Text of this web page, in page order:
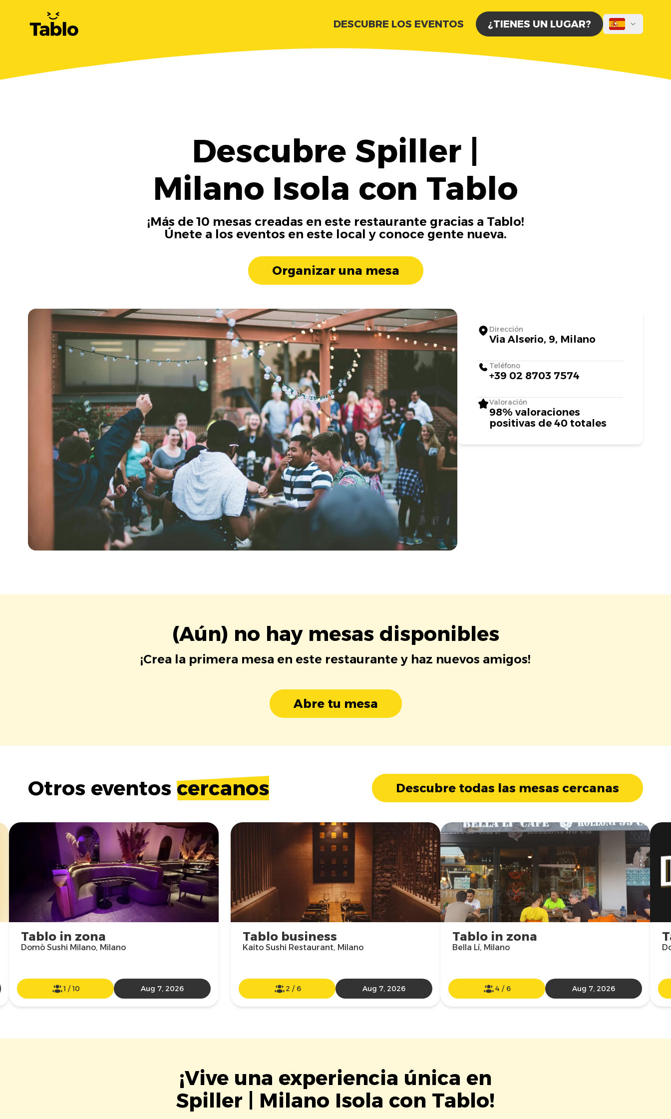
DESCUBRE LOS EVENTOS ¿TIENES UN LUGAR?
Descubre Spiller |
Milano Isola con Tablo
¡Más de 10 mesas creadas en este restaurante gracias a Tablo!
Únete a los eventos en este local y conoce gente nueva.
Organizar una mesa
Dirección
Via Alserio, 9, Milano
Teléfono
+39 02 8703 7574
Valoración
98% valoraciones
positivas de 40 totales
(Aún) no hay mesas disponibles
¡Crea la primera mesa en este restaurante y haz nuevos amigos!
Abre tu mesa
Otros eventos cercanos Descubre todas las mesas cercanas
Tablo business
Kaito Sushi Restaurant, Milano
2 / 6 Aug 7, 2026
Tablo in zona
Bella Lí, Milano
4 / 6 Aug 7, 2026
Tablo in zona
Domò Sushi Milano, Milano
1 /10 Aug 7, 2026
¡Vive una experiencia única en
Spiller | Milano Isola con Tablo!